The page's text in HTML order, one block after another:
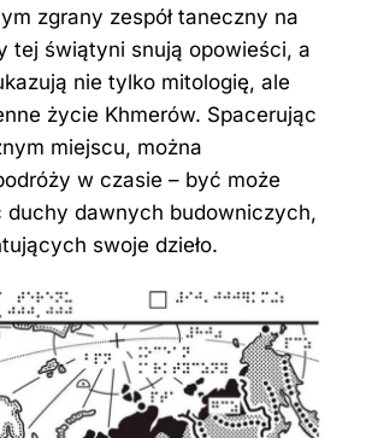
zgrany zespół taneczny na
tej świątyni snują opowieści, a
nie tylko mitologię, ale
życie Khmerów. Spacerując
miejscu, można
w czasie – być może
duchy dawnych budowniczych,
swoje dzieło.